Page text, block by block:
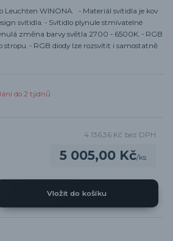
Leuchten WINONA. - Materiál svítidla je kov
svítidla. - Svítidlo plynule stmívatelné
změna barvy světla 2700 - 6500K. - RGB
stropu. - RGB diody lze rozsvítit i samostatně
do 2 týdnů
5 005,00 Kč/ks
4 136,36 Kč bez DPH
Vložit do košíku